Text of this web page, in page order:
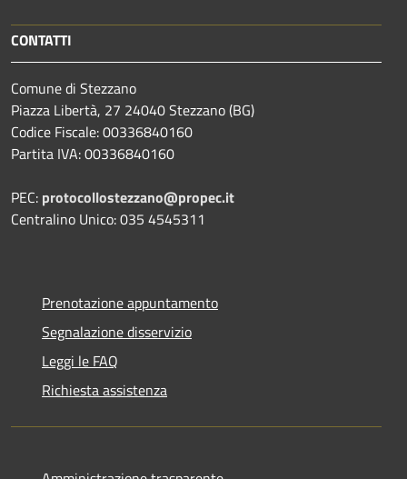
CONTATTI
Comune di Stezzano
Piazza Libertà, 27 24040 Stezzano (BG)
Codice Fiscale: 00336840160
Partita IVA: 00336840160
PEC: protocollostezzano@propec.it
Centralino Unico: 035 4545311
Prenotazione appuntamento
Segnalazione disservizio
Leggi le FAQ
Richiesta assistenza